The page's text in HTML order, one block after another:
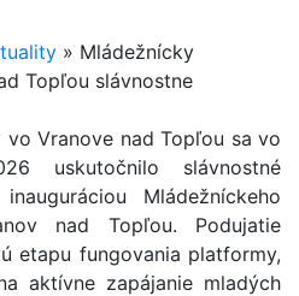
» Mládežnícky
Topľou slávnostne
Vranove nad Topľou sa vo
uskutočnilo slávnostné
Mládežníckeho
nad Topľou. Podujatie
etapu fungovania platformy,
aktívne zapájanie mladých